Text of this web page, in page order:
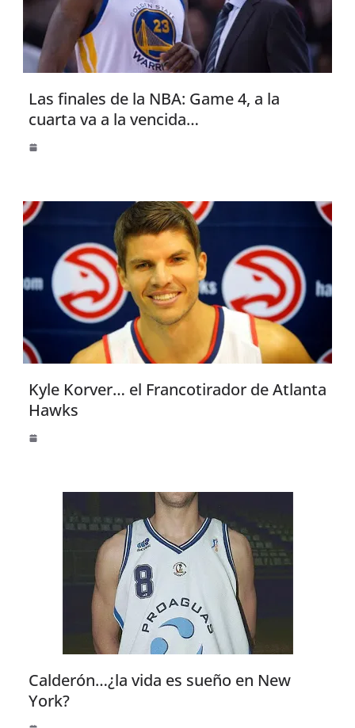
Las finales de la NBA: Game 4, a la
cuarta va a la vencida…
Kyle Korver… el Francotirador de Atlanta
Hawks
Calderón…¿la vida es sueño en New
York?